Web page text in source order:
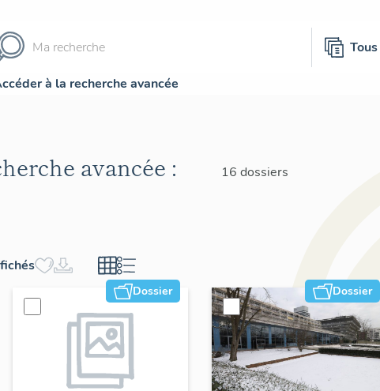
Tous
à la recherche avancée
avancée : 16 dossiers
Dossier Dossier